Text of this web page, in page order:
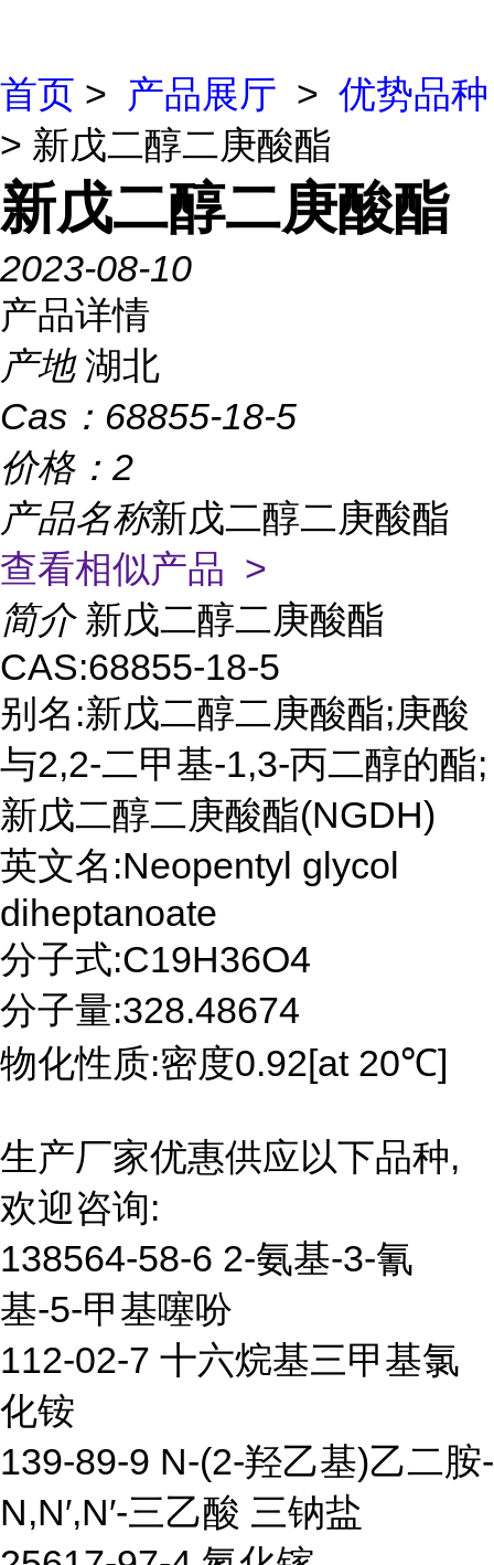
首页 > 产品展厅 > 优势品种
> 新戊二醇二庚酸酯
新戊二醇二庚酸酯
2023-08-10
产品详情
产地 湖北
Cas： 68855-18-5
价格： 2
产品名称新戊二醇二庚酸酯
查看相似产品 >
简介 新戊二醇二庚酸酯
CAS:68855-18-5
别名:新戊二醇二庚酸酯;庚酸
与2,2-二甲基-1,3-丙二醇的酯;
新戊二醇二庚酸酯(NGDH)
英文名:Neopentyl glycol
diheptanoate
分子式:C19H36O4
分子量:328.48674
物化性质:密度0.92[at 20℃]
生产厂家优惠供应以下品种,
欢迎咨询:
138564-58-6 2-氨基-3-氰
基-5-甲基噻吩
112-02-7 十六烷基三甲基氯
化铵
139-89-9 N-(2-羟乙基)乙二胺-
N,N′,N′-三乙酸 三钠盐